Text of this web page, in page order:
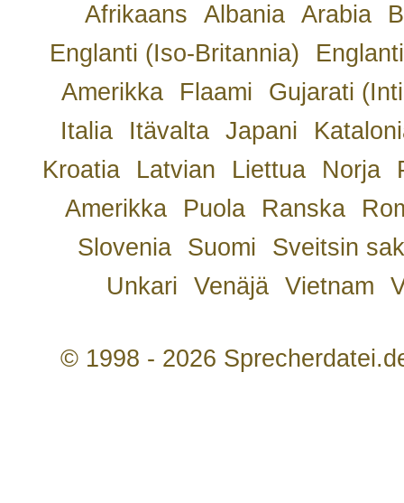
Afrikaans Albania Arabia
Englanti (Iso-Britannia)
Amerikka
Flaami
Gujarati
Italia
Itävalta Japani
Kroatia
Latvian Liettua Norja
Amerikka
Puola Ranska
Slovenia
Suomi
Sveitsin
Unkari
Venäjä Vietnam
© 1998 - 2026